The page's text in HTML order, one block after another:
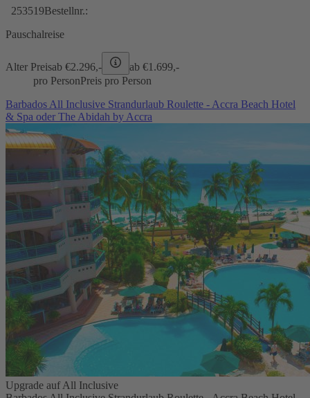
253519Bestellnr.:
Pauschalreise
Alter Preisab €2.296,- ab €1.699,-
pro PersonPreis pro Person
Barbados All Inclusive Strandurlaub Roulette - Accra Beach Hotel
& Spa oder The Abidah by Accra
Upgrade auf All Inclusive